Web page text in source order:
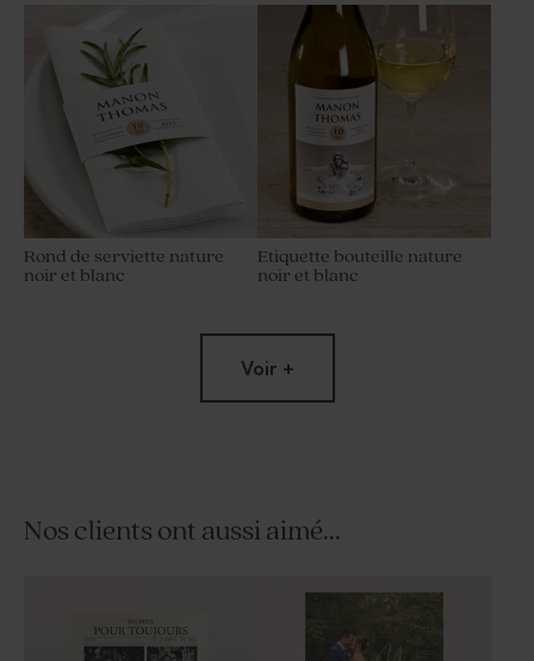
Rond de serviette nature
noir et blanc
Etiquette bouteille nature
noir et blanc
senteur Fraîcheur
Voir +
Nos clients ont aussi aimé...